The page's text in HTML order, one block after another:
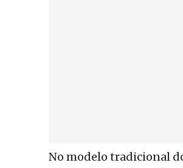
No modelo tradicional